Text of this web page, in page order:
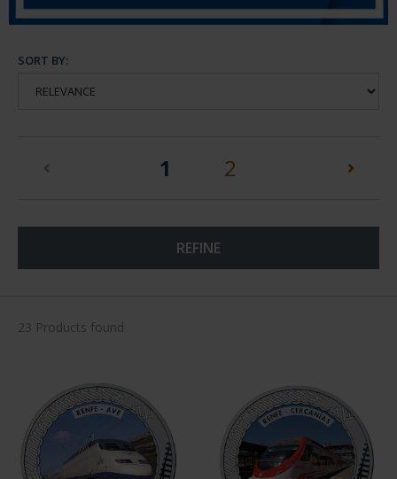
SORT BY:
1 (current)
2
REFINE
23 Products found